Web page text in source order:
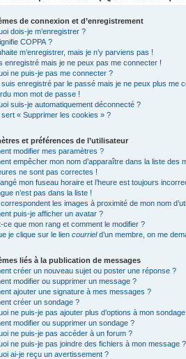
de connexion et d’enregistrement
dois-je m’enregistrer ?
COPPA ?
m’enregistrer, mais je n’y parviens pas !
enregistré mais je ne peux pas me connecter !
ne puis-je pas me connecter ?
enregistré par le passé mais je ne peux plus me
mon mot de passe !
suis-je automatiquement déconnecté ?
sert « Supprimer les cookies » ?
et préférences de l’utilisateur
modifier mes paramètres ?
empêcher mon nom d’apparaître dans la liste des
ne sont pas correctes !
mon fuseau horaire et l’heure est toujours
n’est pas dans la liste !
correspondent les images à proximité de mon nom
puis-je afficher un avatar ?
ce que mon rang et comment le modifier ?
je clique sur le lien courrield’un membre, on me
liés à la publication de messages
créer un nouveau sujet ou poster une réponse ?
modifier ou supprimer un message ?
ajouter une signature à mes messages ?
créer un sondage ?
ne puis-je pas ajouter plus d’options à mon
modifier ou supprimer un sondage ?
ne puis-je pas accéder à un forum ?
ne puis-je pas joindre des fichiers à mon message ?
ai-je reçu un avertissement ?